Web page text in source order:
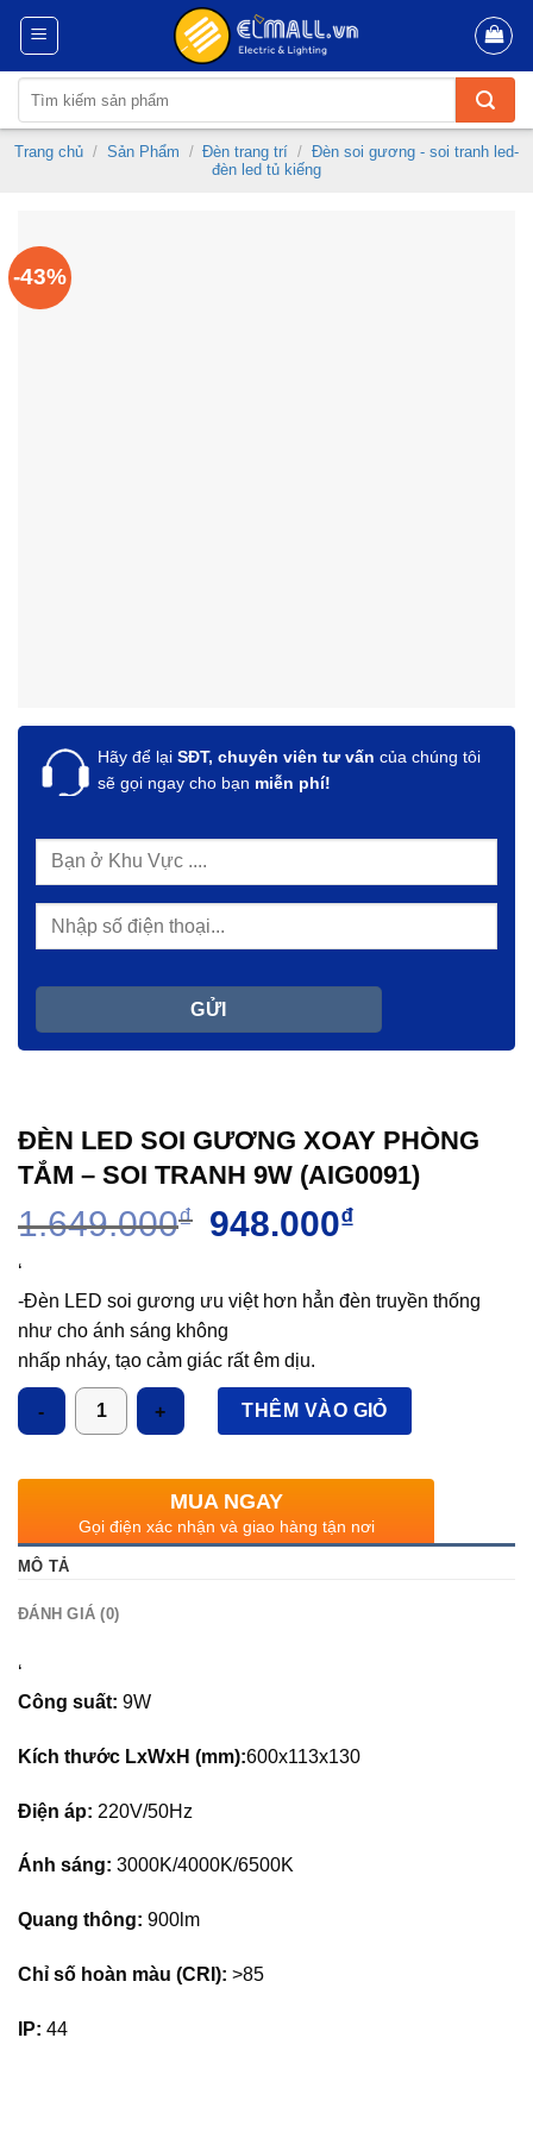
Skip
content
kiếm:
Trang chủ / Sản Phẩm / Đèn trang trí / Đèn soi gương - soi tranh led-
đèn led tủ kiếng
-43%
Hãy để lại SĐT, chuyên viên tư vấn của chúng tôi
sẽ gọi ngay cho bạn miễn phí!
ĐÈN LED SOI GƯƠNG XOAY PHÒNG
TẮM – SOI TRANH 9W (AIG0091)
1.649.000₫ Giá
1.649.000₫.
948.000₫
là:
‘
-Đèn LED soi gương ưu việt hơn hẳn đèn truyền thống
như cho ánh sáng không
nhấp nháy, tạo cảm giác rất êm dịu.
– Đèn được chế tạo từ chất liệu cao cấp, nhiều mẫu mã
với phong cách hiện đại, tạo
Ứng dụng:
– Thay thế bộ đèn soi gương sử dụng nguồn sáng sợi
đốt, halogen, compact.
– Sử dụng trong phòng tắm, phòng trang điểm,…
Số lượng
THÊM VÀO GIỎ
MUA NGAY
Gọi điện xác nhận và giao hàng tận nơi
MÔ TẢ
ĐÁNH GIÁ (0)
‘
Công suất: 9W
Kích thước LxWxH (mm):600x113x130
Điện áp: 220V/50Hz
Ánh sáng: 3000K/4000K/6500K
Quang thông: 900lm
Chỉ số hoàn màu (CRI): >85
IP: 44